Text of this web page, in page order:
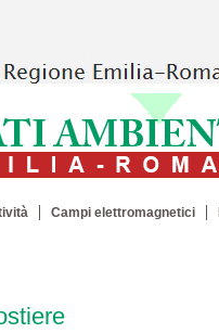
Campi elettromagnetici